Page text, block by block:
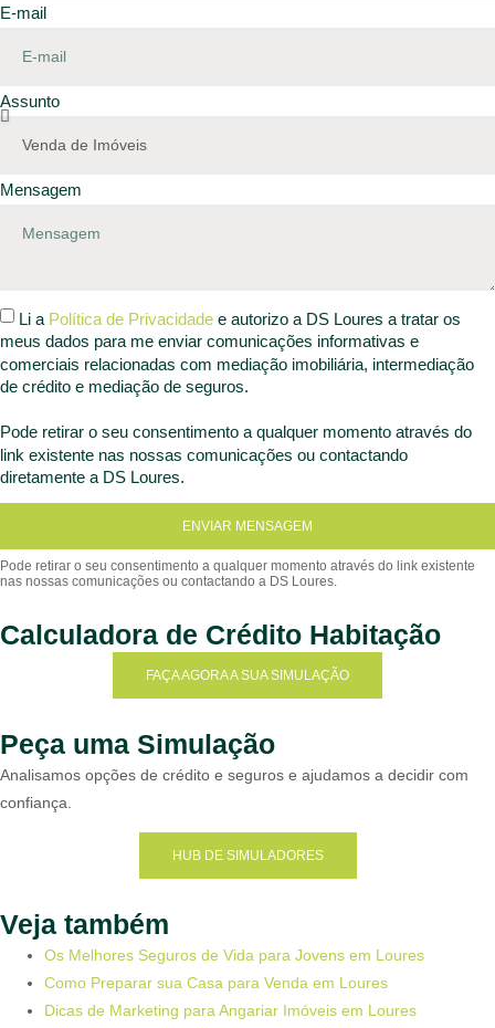
E-mail
Assunto
Mensagem
Li a Política de Privacidade e autorizo a DS Loures a tratar os
meus dados para me enviar comunicações informativas e
comerciais relacionadas com mediação imobiliária, intermediação
de crédito e mediação de seguros.
Pode retirar o seu consentimento a qualquer momento através do
link existente nas nossas comunicações ou contactando
diretamente a DS Loures.
ENVIAR MENSAGEM
Calculadora de Crédito Habitação
FAÇA AGORA A SUA SIMULAÇÃO
Peça uma Simulação
Analisamos opções de crédito e seguros e ajudamos a decidir com
confiança.
HUB DE SIMULADORES
Veja também
Os Melhores Seguros de Vida para Jovens em Loures
Como Preparar sua Casa para Venda em Loures
Dicas de Marketing para Angariar Imóveis em Loures